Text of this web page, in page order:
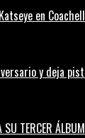
en
y deja
TERCER ÁLBUM